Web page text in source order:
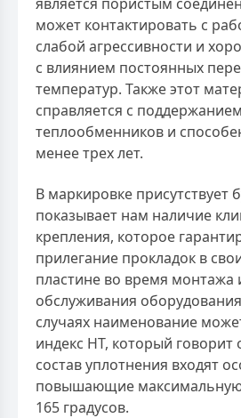
может контактировать с
слабой агрессивности и
с влиянием постоянных
температур. Также этот
справляется с
теплообменников и
менее трех лет.
В маркировке присутствует
показывает нам наличие
крепления, которое
прилегание прокладок в
пластине во время монтажа
обслуживания
случаях наименование
индекс HT, который говорит
состав уплотнения входят
повышающие максимальную
165 градусов.